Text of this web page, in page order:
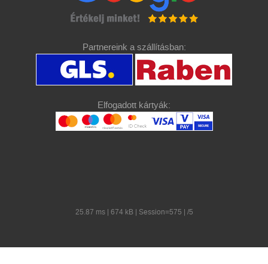
Partnereink a szállításban:
Elfogadott kártyák:
25.87 ms | 674 kB | Session=575 | /5